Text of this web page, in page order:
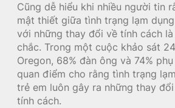
Cũng dễ hiểu khi nhiều người tin
mật thiết giữa tình trạng lạm
với những thay đổi về tính cách
chắc. Trong một cuộc khảo sát
Oregon, 68% đàn ông và 74%
quan điểm cho rằng tình trạng
trẻ em luôn gây ra những thay
tính cách.